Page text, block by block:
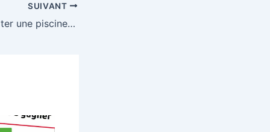
SUIVANT
Tentez de remporter une piscine Graphite INTEX